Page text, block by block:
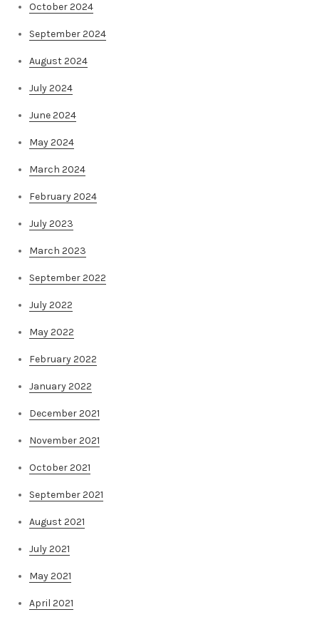
October 2024
September 2024
August 2024
July 2024
June 2024
May 2024
March 2024
February 2024
July 2023
March 2023
September 2022
July 2022
May 2022
February 2022
January 2022
December 2021
November 2021
October 2021
September 2021
August 2021
July 2021
May 2021
April 2021